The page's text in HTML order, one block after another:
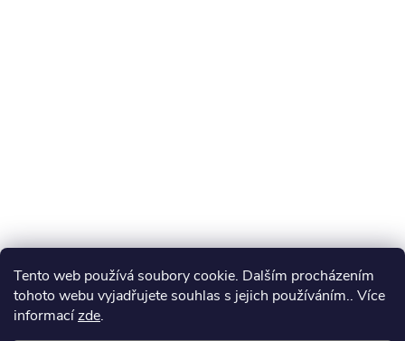
Tento web používá soubory cookie. Dalším procházením
tohoto webu vyjadřujete souhlas s jejich používáním.. Více
informacízde.